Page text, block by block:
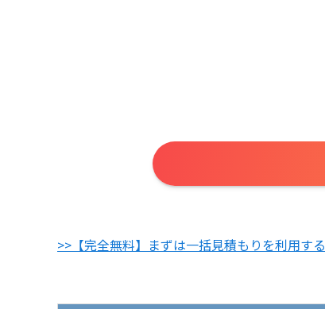
>>【完全無料】まずは一括見積もりを利用する